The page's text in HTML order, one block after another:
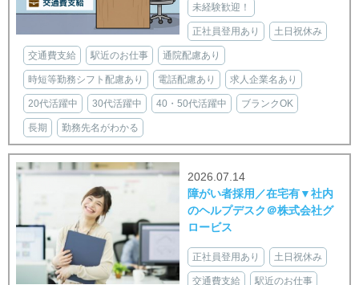
未経験歓迎！
正社員登用あり 土日祝休み
交通費支給 駅近のお仕事 通院配慮あり
時短等勤務シフト配慮あり 電話配慮あり 求人企業名あり
20代活躍中 30代活躍中 40・50代活躍中 ブランクOK
長期 勤務先名がわかる
2026.07.14
障がい者採用／在宅有▼社内
のヘルプデスク＠株式会社グ
ロービス
正社員登用あり 土日祝休み
交通費支給 駅近のお仕事